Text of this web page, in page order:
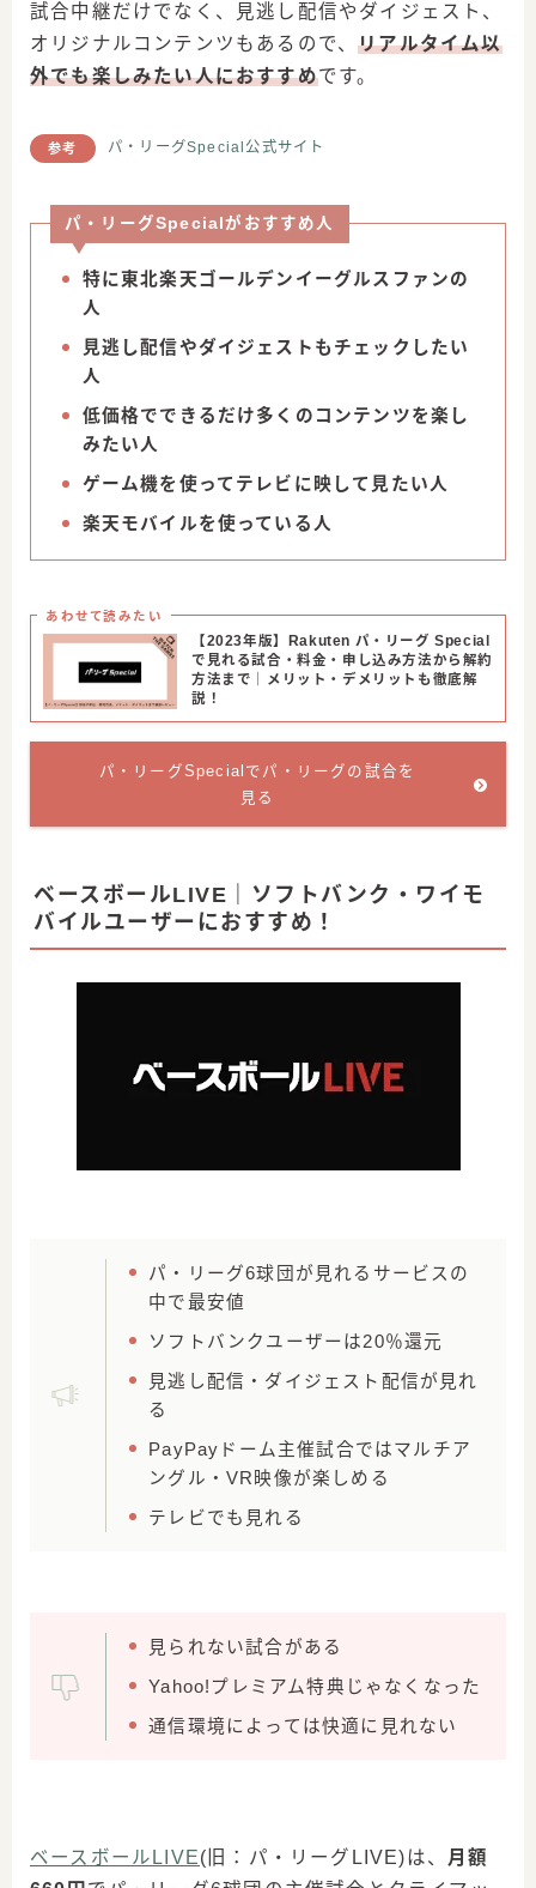
試合中継だけでなく、見逃し配信やダイジェスト、
オリジナルコンテンツもあるので、リアルタイム以
外でも楽しみたい人におすすめです。
参考 パ・リーグSpecial公式サイト
パ・リーグSpecialがおすすめ人
特に東北楽天ゴールデンイーグルスファンの
人
見逃し配信やダイジェストもチェックしたい
人
低価格でできるだけ多くのコンテンツを楽し
みたい人
ゲーム機を使ってテレビに映して見たい人
楽天モバイルを使っている人
あわせて読みたい
【2023年版】Rakuten パ・リーグ Special
で見れる試合・料金・申し込み方法から解約
方法まで｜メリット・デメリットも徹底解
説！
パ・リーグSpecialでパ・リーグの試合を
見る
ベースボールLIVE｜ソフトバンク・ワイモ
バイルユーザーにおすすめ！
パ・リーグ6球団が見れるサービスの
中で最安値
ソフトバンクユーザーは20％還元
見逃し配信・ダイジェスト配信が見れ
る
PayPayドーム主催試合ではマルチア
ングル・VR映像が楽しめる
テレビでも見れる
見られない試合がある
Yahoo!プレミアム特典じゃなくなった
通信環境によっては快適に見れない
ベースボールLIVE(旧：パ・リーグLIVE)は、 月額